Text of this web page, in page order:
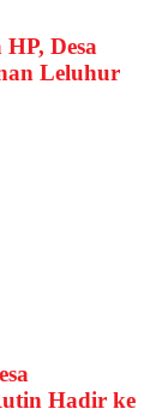
Desa
Leluhur
Hadir ke